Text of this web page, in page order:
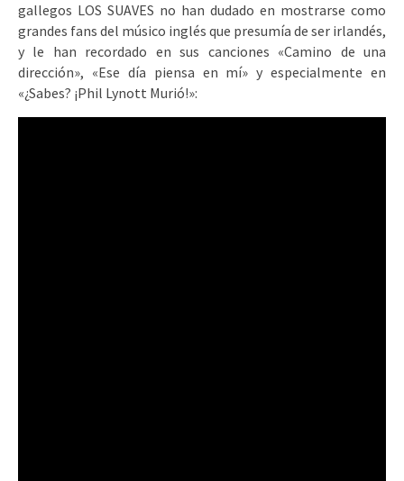
gallegos LOS SUAVES no han dudado en mostrarse como
grandes fans del músico inglés que presumía de ser irlandés,
y le han recordado en sus canciones «Camino de una
dirección», «Ese día piensa en mí» y especialmente en
«¿Sabes? ¡Phil Lynott Murió!»: